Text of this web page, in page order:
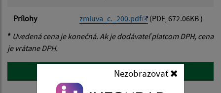
Nezobrazovať
Prílohy zmluva_c._200.pdf
(PDF, 672.06KB )
* Uvedená cena je konečná. Ak je dodávateľ platcom DPH, cena
je vrátane DPH.
späť